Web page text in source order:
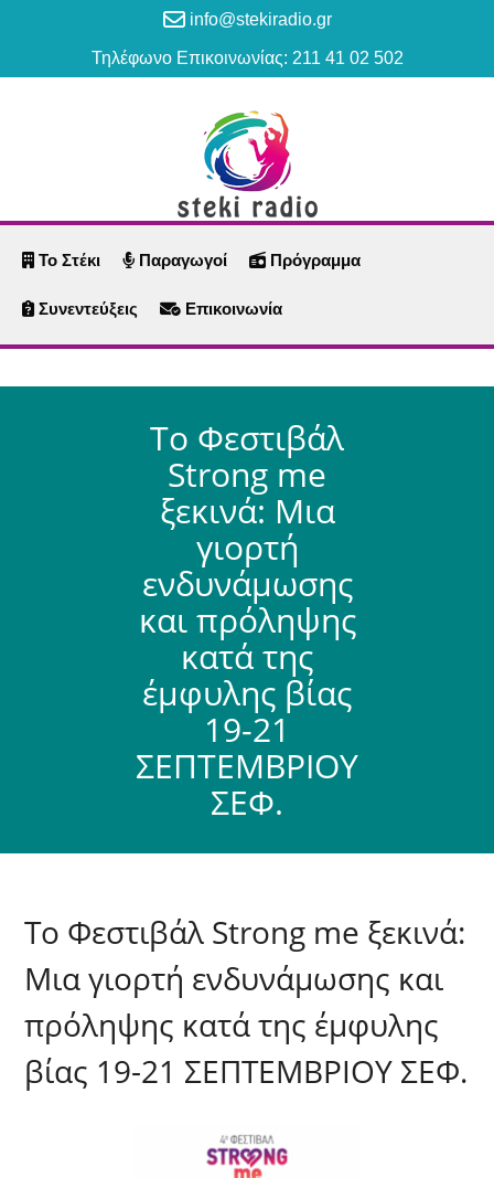
info@stekiradio.gr
Τηλέφωνο Επικοινωνίας: 211 41 02 502
Το Στέκι Παραγωγοί Πρόγραμμα
Συνεντεύξεις Επικοινωνία
Το Φεστιβάλ
Strong me
ξεκινά: Μια
γιορτή
ενδυνάμωσης
και πρόληψης
κατά της
έμφυλης βίας
19-21
ΣΕΠΤΕΜΒΡΙΟΥ
ΣΕΦ.
Το Φεστιβάλ Strong me ξεκινά:
Μια γιορτή ενδυνάμωσης και
πρόληψης κατά της έμφυλης
βίας 19-21 ΣΕΠΤΕΜΒΡΙΟΥ ΣΕΦ.